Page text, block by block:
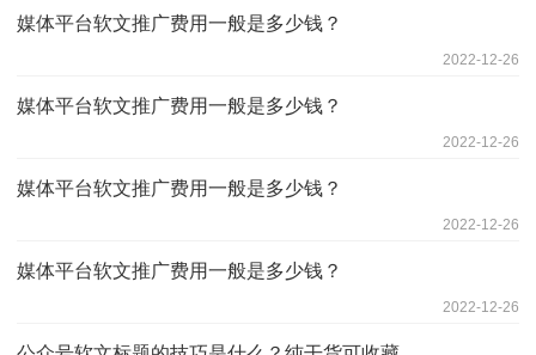
媒体平台软文推广费用一般是多少钱？
2022-12-26
媒体平台软文推广费用一般是多少钱？
2022-12-26
媒体平台软文推广费用一般是多少钱？
2022-12-26
媒体平台软文推广费用一般是多少钱？
2022-12-26